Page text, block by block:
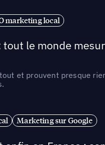
marketing local
tout le monde
et prouvent presque
Marketing sur Google